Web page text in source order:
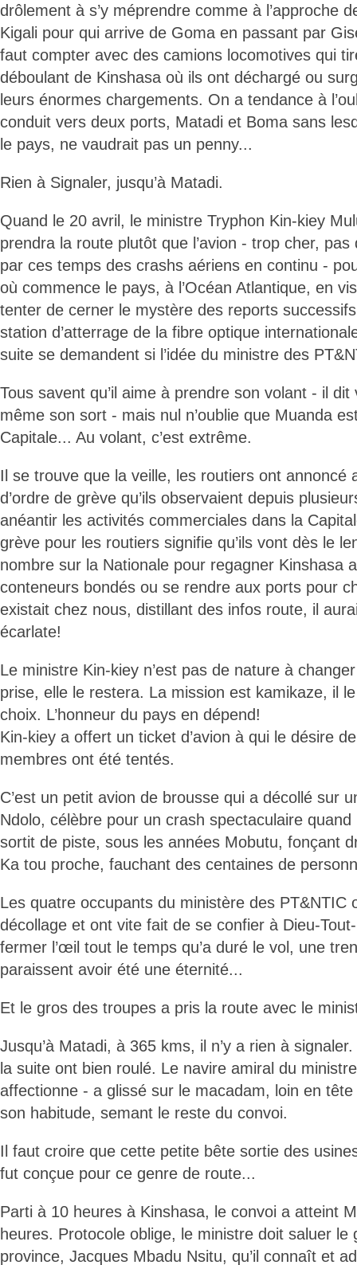
drôlement à s’y méprendre comme à l’approche
Kigali pour qui arrive de Goma en passant par
faut compter avec des camions locomotives qui
déboulant de Kinshasa où ils ont déchargé ou
leurs énormes chargements. On a tendance à
conduit vers deux ports, Matadi et Boma sans
le pays, ne vaudrait pas un penny...
Rien à Signaler, jusqu’à Matadi.
Quand le 20 avril, le ministre Tryphon Kin-kiey
prendra la route plutôt que l’avion - trop cher, pas
par ces temps des crashs aériens en continu -
où commence le pays, à l’Océan Atlantique, en
tenter de cerner le mystère des reports
station d’atterrage de la fibre optique
suite se demandent si l’idée du ministre des
Tous savent qu’il aime à prendre son volant - il
même son sort - mais nul n’oublie que Muanda
Capitale... Au volant, c’est extrême.
Il se trouve que la veille, les routiers ont annoncé
d’ordre de grève qu’ils observaient depuis
anéantir les activités commerciales dans la
grève pour les routiers signifie qu’ils vont dès le
nombre sur la Nationale pour regagner Kinshasa
conteneurs bondés ou se rendre aux ports pour
existait chez nous, distillant des infos route, il
écarlate!
Le ministre Kin-kiey n’est pas de nature à
prise, elle le restera. La mission est kamikaze, il
choix. L’honneur du pays en dépend!
Kin-kiey a offert un ticket d’avion à qui le désire
membres ont été tentés.
C’est un petit avion de brousse qui a décollé sur
Ndolo, célèbre pour un crash spectaculaire
sortit de piste, sous les années Mobutu, fonçant
Ka tou proche, fauchant des centaines de
Les quatre occupants du ministère des PT&NTIC
décollage et ont vite fait de se confier à Dieu-
fermer l’œil tout le temps qu’a duré le vol, une
paraissent avoir été une éternité...
Et le gros des troupes a pris la route avec le
Jusqu’à Matadi, à 365 kms, il n’y a rien à
la suite ont bien roulé. Le navire amiral du
affectionne - a glissé sur le macadam, loin en
son habitude, semant le reste du convoi.
Il faut croire que cette petite bête sortie des
fut conçue pour ce genre de route...
Parti à 10 heures à Kinshasa, le convoi a atteint
heures. Protocole oblige, le ministre doit saluer le
province, Jacques Mbadu Nsitu, qu’il connaît et